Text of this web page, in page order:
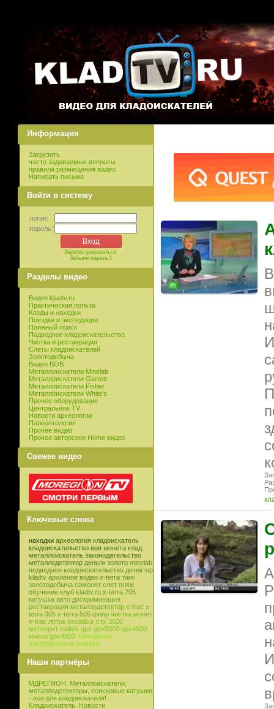
Информация
Загрузить
часто задаваемые вопросы
правила размещения видео
Написать письмо
Войти в систему
логин:
пароль:
Зарегистрироваться
Забыли пароль?
Разделы видео
Видео kladtv.ru
Практическая польза
Клады и находки
Поездки и экспедиции
Пляжный поиск
Подводное кладоискательство
Чистка и реставрация
Слеты кладоискателей
Золотодобыча
Видео ВОВ
Металлоискатели Minelab
Металлоискатели Garrett
Металлоискатели Fisher
Металлоискатели White’s
Прочее оборудование
Центральное TV
Новости археологии
Палеонтология
Прочее видео
Прочее авторское Home видео
Свежее видео
Ключевые слова
находки археология кладоискатель
кладоискательство вов монета клад
металлоискатель законодательство
металлодетектор деньги золото minelab
подводное кладоискательство детектор
kladtv архивное видео x-terra танк
золотодобыча самолет слет пляж
обучение клуб kladtv,ru x-terra 705
катушка авто дискриминация
реставрация металлодетектор e-trac x-
terra 305 x-terra 505 фппр чистка монет
e-trac лоток excalibur стх 3030
метеорит coiltek gpx gpx5000 gpx4500
маска gpx4800 электролиз
электрические помехи
Наши партнёры
МДРЕГИОН. Металлоискатели,
металлодетекторы, поисковые катушки
- все для кладоискателя!
Кладоискатель. Новости